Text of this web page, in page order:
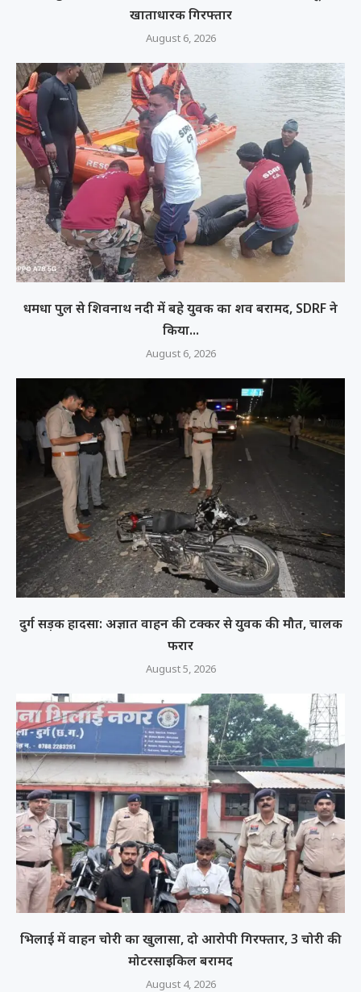
खाताधारक गिरफ्तार
August 6, 2026
धमधा पुल से शिवनाथ नदी में बहे युवक का शव बरामद, SDRF ने
किया...
August 6, 2026
दुर्ग सड़क हादसा: अज्ञात वाहन की टक्कर से युवक की मौत, चालक
फरार
August 5, 2026
भिलाई में वाहन चोरी का खुलासा, दो आरोपी गिरफ्तार, 3 चोरी की
मोटरसाइकिल बरामद
August 4, 2026